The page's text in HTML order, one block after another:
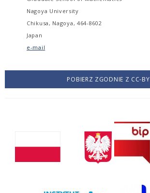
Nagoya University
Chikusa, Nagoya, 464-8602
Japan
e-mail
POBIERZ ZGODNIE Z CC-BY